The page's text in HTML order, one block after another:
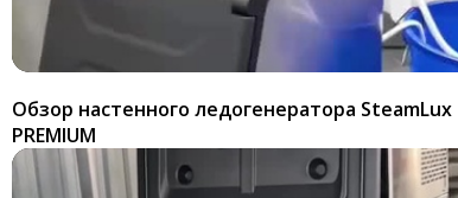
Обзор настенного ледогенератора SteamLux
PREMIUM